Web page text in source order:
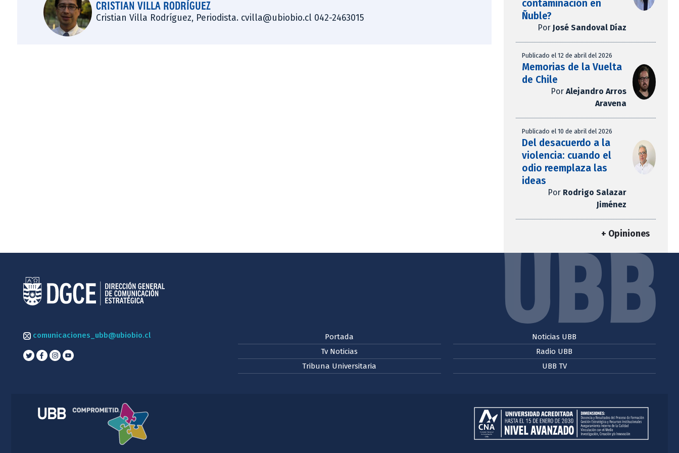
CRISTIAN VILLA RODRÍGUEZ
Cristian Villa Rodríguez, Periodista. cvilla@ubiobio.cl 042-2463015
contaminación en
Ñuble?
Por José Sandoval Díaz
Publicado el 12 de abril del 2026
Memorias de la Vuelta
de Chile
Por Alejandro Arros
Aravena
Publicado el 10 de abril del 2026
Del desacuerdo a la
violencia: cuando el
odio reemplaza las
ideas
Por Rodrigo Salazar
Jiménez
+ Opiniones
comunicaciones_ubb@ubiobio.cl
Portada
Tv Noticias
Tribuna Universitaria
Noticias UBB
Radio UBB
UBB TV